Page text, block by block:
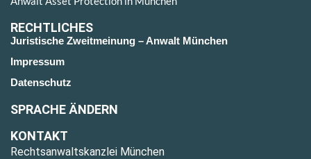
RECHTLICHES
Juristische Zweitmeinung – Anwalt München
Impressum
Datenschutz
SPRACHE ÄNDERN
KONTAKT
Rechtsanwaltskanzlei München